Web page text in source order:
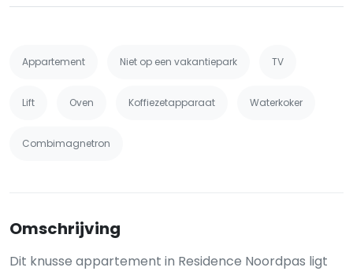
Appartement Niet op een vakantiepark TV
Lift Oven Koffiezetapparaat Waterkoker
Combimagnetron
Omschrijving
Dit knusse appartement in Residence Noordpas ligt